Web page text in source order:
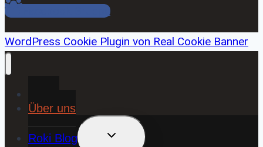
Facebook Gruppe
WordPress Cookie Plugin von Real Cookie Banner
Über uns
Roki Blog
UNTERMENÜ